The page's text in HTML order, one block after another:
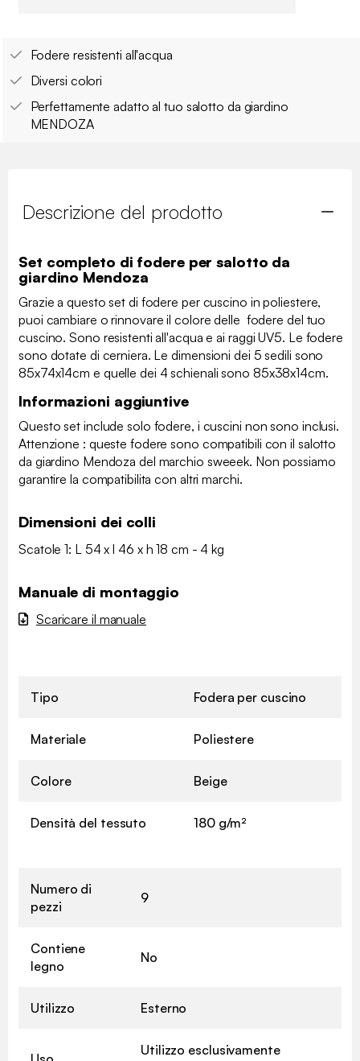
Fodere resistenti all'acqua
Diversi colori
Perfettamente adatto al tuo salotto da giardino
MENDOZA
Descrizione del prodotto
Set completo di fodere per salotto da
giardino Mendoza
Grazie a questo set di fodere per cuscino in poliestere,
puoi cambiare o rinnovare il colore delle fodere del tuo
cuscino. Sono resistenti all'acqua e ai raggi UV5. Le fodere
sono dotate di cerniera. Le dimensioni dei 5 sedili sono
85x74x14cm e quelle dei 4 schienali sono 85x38x14cm.
Informazioni aggiuntive
Questo set include solo fodere, i cuscini non sono inclusi.
Attenzione : queste fodere sono compatibili con il salotto
da giardino Mendoza del marchio sweeek. Non possiamo
garantire la compatibilita con altri marchi.
Dimensioni dei colli
Scatole 1: L 54 x l 46 x h 18 cm - 4 kg
Manuale di montaggio
Scaricare il manuale
Tipo Fodera per cuscino
Materiale Poliestere
Colore Beige
Densità del tessuto 180 g/m²
Numero di
pezzi
9
Contiene
legno
No
Utilizzo Esterno
Utilizzo esclusivamente